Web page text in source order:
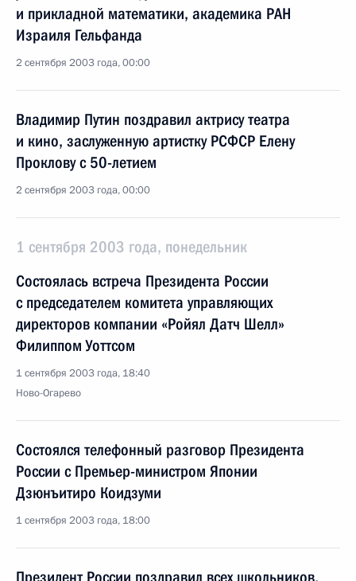
и прикладной математики, академика РАН
Израиля Гельфанда
2 сентября 2003 года, 00:00
Владимир Путин поздравил актрису театра
и кино, заслуженную артистку РСФСР Елену
Проклову с 50-летием
2 сентября 2003 года, 00:00
1 сентября 2003 года, понедельник
Состоялась встреча Президента России
с председателем комитета управляющих
директоров компании «Ройял Датч Шелл»
Филиппом Уоттсом
1 сентября 2003 года, 18:40
Ново-Огарево
Состоялся телефонный разговор Президента
России с Премьер-министром Японии
Дзюнъитиро Коидзуми
1 сентября 2003 года, 18:00
Президент России поздравил всех школьников,